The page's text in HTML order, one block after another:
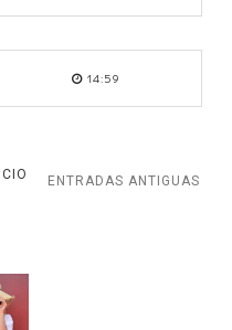
14:59
ENTRADAS ANTIGUAS